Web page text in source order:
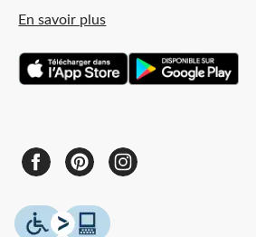
En savoir plus